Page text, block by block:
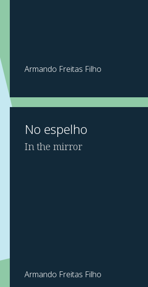
Armando Freitas Filho
No espelho
In the mirror
Armando Freitas Filho